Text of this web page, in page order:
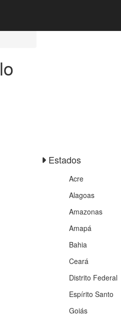
Estados
Acre
Alagoas
Amazonas
Amapá
Bahia
Ceará
Distrito Federal
Espírito Santo
Goiás